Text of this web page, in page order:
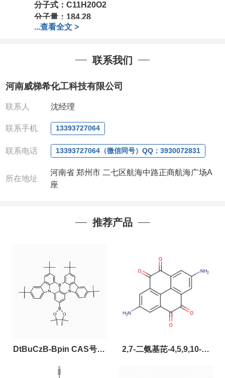
分子式： C11H20O2
分子量： 184.28
包装：1Mg ; 5Mg;10Mg ;100Mg;250Mg ;500Mg
我司对高校及科研单位先发货和
作中有用到的试剂,欢迎前来询购
电话:0371-63377391/13393727064
QQ:3930072831
:13393727064
联系人: 沈晓东(欢迎致电
...查看全文 >
联系我们
河南威梯希化工科技有限公司
联系人 沈经理
联系手机 13393727064
联系电话 13393727064（微信同号）QQ：3930072831
所在地址
河南省 郑州市 二七区航海中路正商航海广场A
座
推荐产品
DtBuCzB-Bpin CAS号：
2643331-97-7
2,7-二氨基芘-4,5,9,10-四